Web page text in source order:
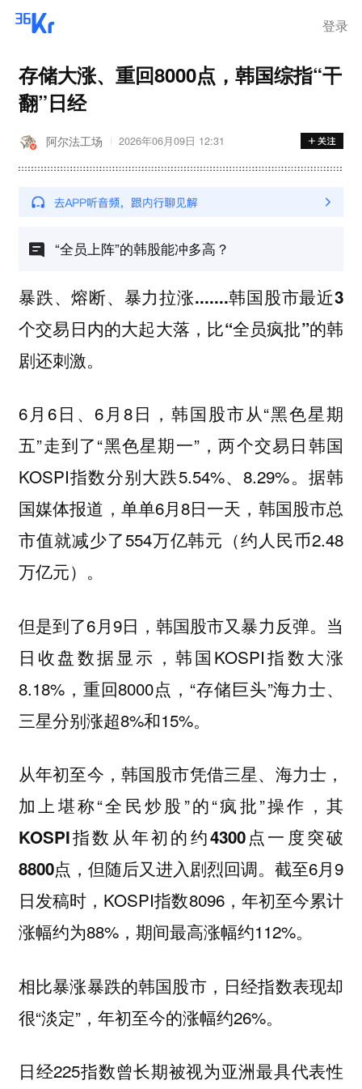
登录
存储大涨、重回8000点，韩国综指“干
翻”日经
阿尔法工场 2026年06月09日 12:31
“全员上阵”的韩股能冲多高？
暴跌、熔断、暴力拉涨.......韩国股市最近3
个交易日内的大起大落，比“全员疯批”的韩
剧还刺激。
6月6日、6月8日，韩国股市从“黑色星期
五”走到了“黑色星期一”，两个交易日韩国
KOSPI指数分别大跌5.54%、8.29%。据韩
国媒体报道，单单6月8日一天，韩国股市总
市值就减少了554万亿韩元（约人民币2.48
万亿元）。
但是到了6月9日，韩国股市又暴力反弹。当
日收盘数据显示，韩国KOSPI指数大涨
8.18%，重回8000点，“存储巨头”海力士、
三星分别涨超8%和15%。
从年初至今，韩国股市凭借三星、海力士，
加上堪称“全民炒股”的“疯批”操作，其
KOSPI指数从年初的约4300点一度突破
8800点，但随后又进入剧烈回调。截至6月9
日发稿时，KOSPI指数8096，年初至今累计
涨幅约为88%，期间最高涨幅约112%。
相比暴涨暴跌的韩国股市，日经指数表现却
很“淡定”，年初至今的涨幅约26%。
日经225指数曾长期被视为亚洲最具代表性